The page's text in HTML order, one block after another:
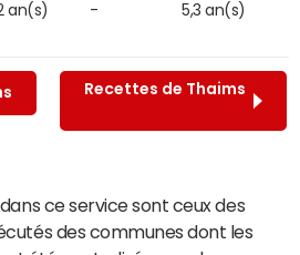
an(s) - 5,3 an(s)
Recettes de Thaims
ce service sont ceux des
des communes dont les